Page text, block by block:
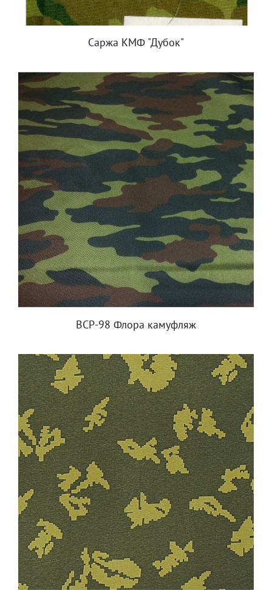
Саржа КМФ "Дубок"
ВСР-98 Флора камуфляж